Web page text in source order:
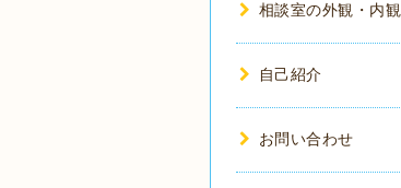
相談室の外観・内観
自己紹介
お問い合わせ